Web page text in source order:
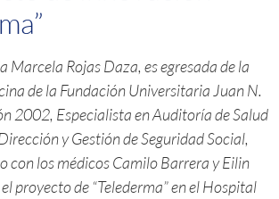
Marcela Rojas Daza, es egresada de la
de la Fundación Universitaria Juan N.
2002, Especialista en Auditoría de Salud
y Gestión de Seguridad Social,
con los médicos Camilo Barrera y Eilin
proyecto de “Telederma” en el Hospital